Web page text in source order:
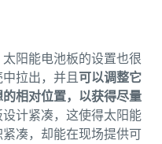
阳能电池板的设置也很
拉出，并且可以调整它
相对位置，以获得尽量
计紧凑，这使得太阳能
凑，却能在现场提供可